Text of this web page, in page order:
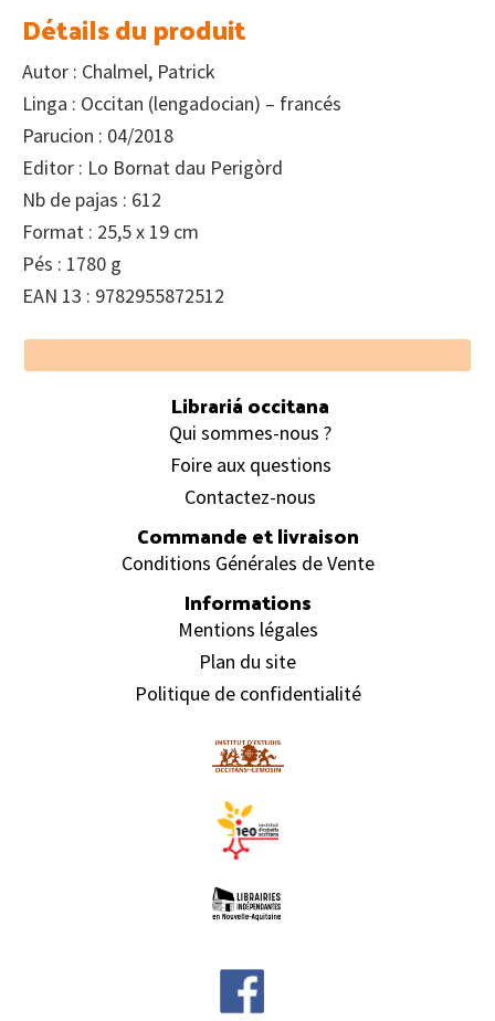
Détails du produit
Autor : Chalmel, Patrick
Linga : Occitan (lengadocian) – francés
Parucion : 04/2018
Editor : Lo Bornat dau Perigòrd
Nb de pajas : 612
Format : 25,5 x 19 cm
Pés : 1780 g
EAN 13 : 9782955872512
Footer
Librariá occitana
Qui sommes-nous ?
Foire aux questions
Contactez-nous
Commande et livraison
Conditions Générales de Vente
Informations
Mentions légales
Plan du site
Politique de confidentialité